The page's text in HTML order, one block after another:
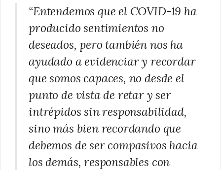
“Entendemos que el COVID-19 ha
producido sentimientos no
deseados, pero también nos ha
ayudado a evidenciar y recordar
que somos capaces, no desde el
punto de vista de retar y ser
intrépidos sin responsabilidad,
sino más bien recordando que
debemos de ser compasivos hacia
los demás, responsables con